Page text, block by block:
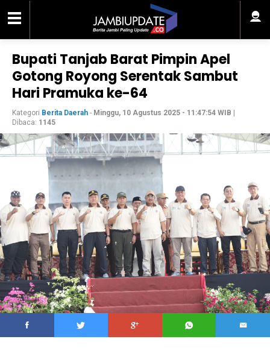
Bupati Tanjab Barat Pimpin Apel
Gotong Royong Serentak Sambut
Hari Pramuka ke-64
Kategori Berita Daerah - Minggu, 10 Agustus 2025 - 11:47:54 WIB
Dibaca: 1145